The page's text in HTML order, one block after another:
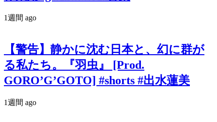
1週間 ago
【警告】静かに沈む日本と、幻に群が
る私たち。『羽虫』 [Prod.
GORO’G’GOTO] #shorts #出水蓮美
1週間 ago